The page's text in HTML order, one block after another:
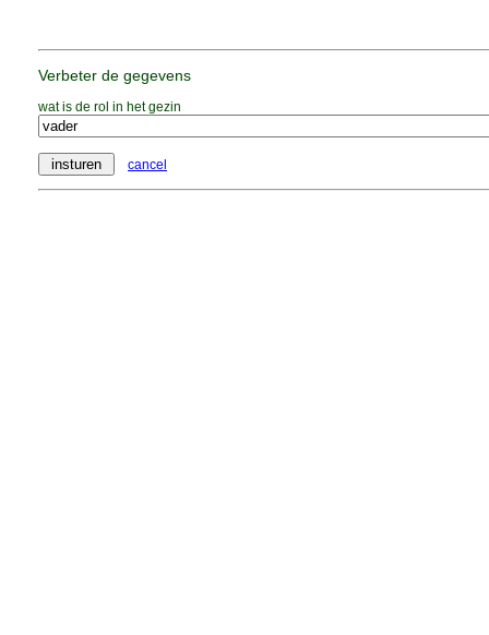
Verbeter de gegevens
wat is de rol in het gezin
cancel